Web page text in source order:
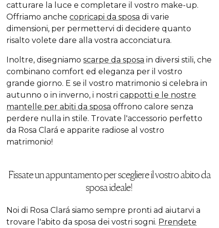
catturare la luce e completare il vostro make-up.
Offriamo anchecopricapi da sposa di varie
dimensioni, per permettervi di decidere quanto
risalto volete dare alla vostra acconciatura.
Inoltre, disegniamoscarpe da sposa in diversi stili, che
combinano comfort ed eleganza per il vostro
grande giorno. E se il vostro matrimonio si celebra in
autunno o in inverno, i nostricappotti e le nostre
mantelle per abiti da sposa offrono calore senza
perdere nulla in stile. Trovate l'accessorio perfetto
da Rosa Clará e apparite radiose al vostro
matrimonio!
Fissate un appuntamento per scegliere il vostro abito da
sposa ideale!
Noi di Rosa Clará siamo sempre pronti ad aiutarvi a
trovare l'abito da sposa dei vostri sogni. Prendete